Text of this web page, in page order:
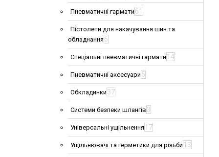
Пневматичні гармати 61
Пістолети для накачування шин та
обладнання 6
Спеціальні пневматичні гармати 14
Пневматичні аксесуари 5
Обкладинки 37
Системи безпеки шлангів 3
Універсальні ущільнення 17
Ущільнювачі та герметики для різьби 13